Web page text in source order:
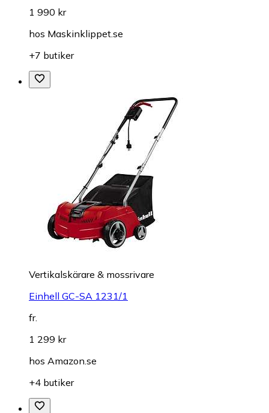
1 990 kr
hos Maskinklippet.se
+7 butiker
Vertikalskärare & mossrivare
Einhell GC-SA 1231/1
fr.
1 299 kr
hos Amazon.se
+4 butiker